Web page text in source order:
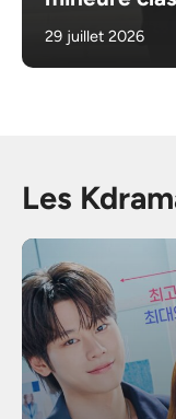
29 juillet 2026
Les